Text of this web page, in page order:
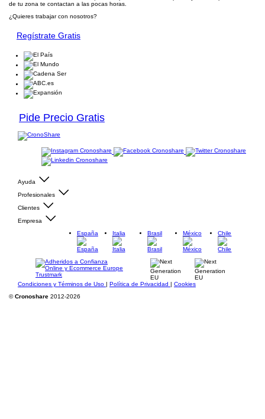
de tu zona te contactan a las pocas horas.
¿Quieres trabajar con nosotros?
Regístrate Gratis
Pide Precio Gratis
Ayuda
Profesionales
Clientes
Empresa
España
Italia Brasil México Chile
Condiciones y Términos de Uso | Política de Privacidad | Cookies
©Cronoshare 2012-2026